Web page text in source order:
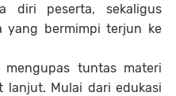
diri peserta, sekaligus
yang bermimpi terjun ke
tuntas materi
lanjut. Mulai dari edukasi